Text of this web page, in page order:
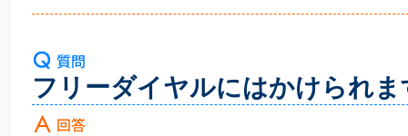
フリーダイヤルにはかけられま